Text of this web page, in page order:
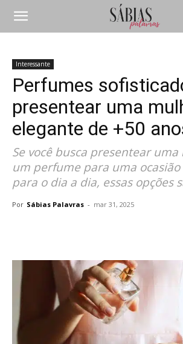
Interessante
Perfumes
presentear uma
elegante de +50
Se você busca presentear
um perfume para uma
para o dia a dia, essas opções
Por Sábias Palavras - mar 31, 2025